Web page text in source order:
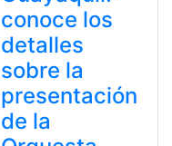
conoce los
detalles
sobre la
presentación
de la